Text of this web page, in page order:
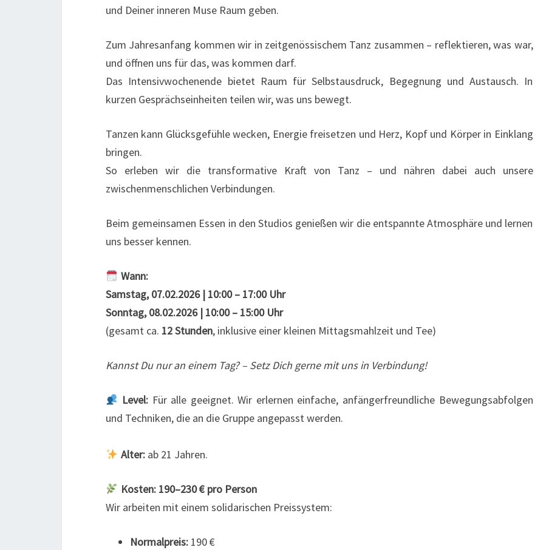
und Deiner inneren Muse Raum geben.
Zum Jahresanfang kommen wir in zeitgenössischem Tanz zusammen – reflektieren, was war,
und öffnen uns für das, was kommen darf.
Das Intensivwochenende bietet Raum für Selbstausdruck, Begegnung und Austausch. In
kurzen Gesprächseinheiten teilen wir, was uns bewegt.
Tanzen kann Glücksgefühle wecken, Energie freisetzen und Herz, Kopf und Körper in Einklang
bringen.
So erleben wir die transformative Kraft von Tanz – und nähren dabei auch unsere
zwischenmenschlichen Verbindungen.
Beim gemeinsamen Essen in den Studios genießen wir die entspannte Atmosphäre und lernen
uns besser kennen.
Wann:
Samstag, 07.02.2026 | 10:00 – 17:00 Uhr
Sonntag, 08.02.2026 | 10:00 – 15:00 Uhr
(gesamt ca. 12 Stunden, inklusive einer kleinen Mittagsmahlzeit und Tee)
Kannst Du nur an einem Tag? – Setz Dich gerne mit uns in Verbindung!
Level: Für alle geeignet. Wir erlernen einfache, anfängerfreundliche Bewegungsabfolgen
und Techniken, die an die Gruppe angepasst werden.
Alter:ab 21 Jahren.
Kosten: 190–230 € pro Person
Wir arbeiten mit einem solidarischen Preissystem:
Normalpreis: 190 €